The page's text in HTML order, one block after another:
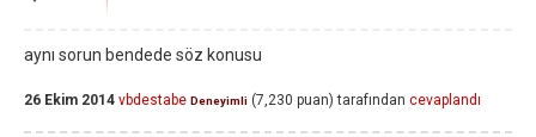
aynı sorun bendede söz konusu
26 Ekim 2014 vbdestabe Deneyimli (7,230 puan) tarafından cevaplandı